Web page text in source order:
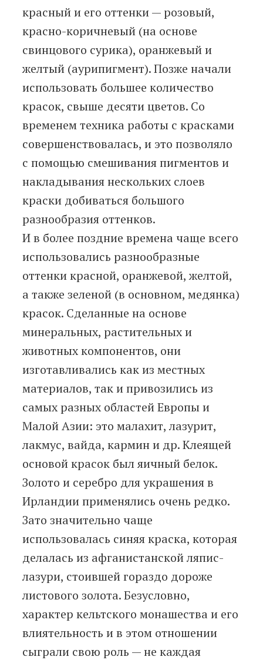
красный и его оттенки — розовый,
красно-коричневый (на основе
свинцового сурика), оранжевый и
желтый (аурипигмент). Позже начали
использовать большее количество
красок, свыше десяти цветов. Со
временем техника работы с красками
совершенствовалась, и это позволяло
с помощью смешивания пигментов и
накладывания нескольких слоев
краски добиваться большого
разнообразия оттенков.
И в более поздние времена чаще всего
использовались разнообразные
оттенки красной, оранжевой, желтой,
а также зеленой (в основном, медянка)
красок. Сделанные на основе
минеральных, растительных и
животных компонентов, они
изготавливались как из местных
материалов, так и привозились из
самых разных областей Европы и
Малой Азии: это малахит, лазурит,
лакмус, вайда, кармин и др. Клеящей
основой красок был яичный белок.
Золото и серебро для украшения в
Ирландии применялись очень редко.
Зато значительно чаще
использовалась синяя краска, которая
делалась из афганистанской ляпис-
лазури, стоившей гораздо дороже
листового золота. Безусловно,
характер кельтского монашества и его
влиятельность и в этом отношении
сыграли свою роль — не каждая